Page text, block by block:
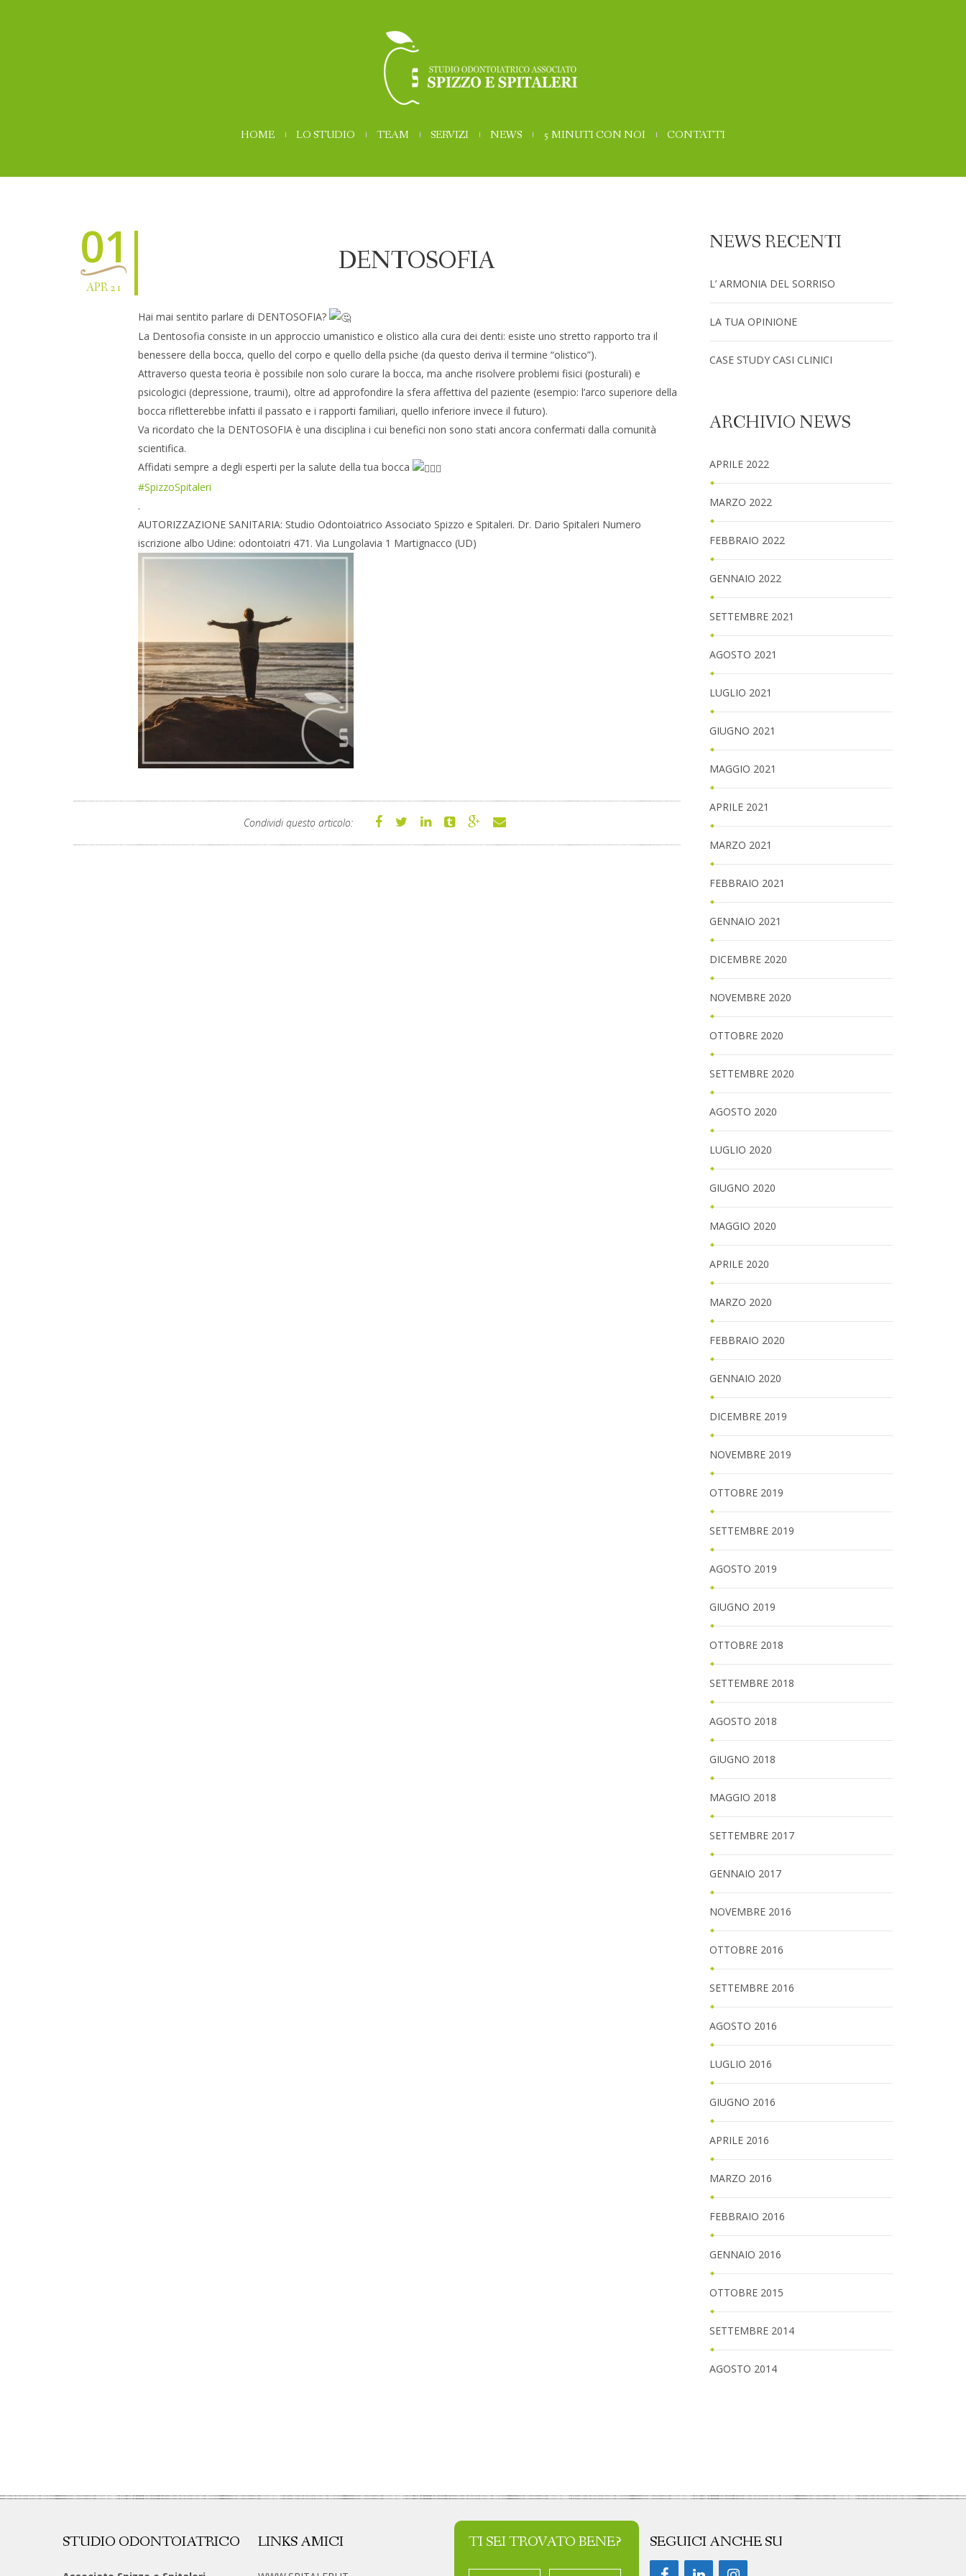
HOME LO STUDIO TEAM SERVIZI NEWS 5 MINUTI CON NOI CONTATTI
DENTOSOFIA
01
APR 21
Hai mai sentito parlare di DENTOSOFIA?
La Dentosofia consiste in un approccio umanistico e olistico alla cura dei denti: esiste uno stretto rapporto tra il
benessere della bocca, quello del corpo e quello della psiche (da questo deriva il termine “olistico”).
Attraverso questa teoria è possibile non solo curare la bocca, ma anche risolvere problemi fisici (posturali) e
psicologici (depressione, traumi), oltre ad approfondire la sfera affettiva del paziente (esempio: l’arco superiore della
bocca rifletterebbe infatti il passato e i rapporti familiari, quello inferiore invece il futuro).
Va ricordato che la DENTOSOFIA è una disciplina i cui benefici non sono stati ancora confermati dalla comunità
scientifica.
Affidati sempre a degli esperti per la salute della tua bocca
#SpizzoSpitaleri
.
AUTORIZZAZIONE SANITARIA: Studio Odontoiatrico Associato Spizzo e Spitaleri. Dr. Dario Spitaleri Numero
iscrizione albo Udine: odontoiatri 471. Via Lungolavia 1 Martignacco (UD)
Condividi questo articolo:
NEWS RECENTI
L’ ARMONIA DEL SORRISO
LA TUA OPINIONE
CASE STUDY CASI CLINICI
ARCHIVIO NEWS
APRILE 2022
MARZO 2022
FEBBRAIO 2022
GENNAIO 2022
SETTEMBRE 2021
AGOSTO 2021
LUGLIO 2021
GIUGNO 2021
MAGGIO 2021
APRILE 2021
MARZO 2021
FEBBRAIO 2021
GENNAIO 2021
DICEMBRE 2020
NOVEMBRE 2020
OTTOBRE 2020
SETTEMBRE 2020
AGOSTO 2020
LUGLIO 2020
GIUGNO 2020
MAGGIO 2020
APRILE 2020
MARZO 2020
FEBBRAIO 2020
GENNAIO 2020
DICEMBRE 2019
NOVEMBRE 2019
OTTOBRE 2019
SETTEMBRE 2019
AGOSTO 2019
GIUGNO 2019
OTTOBRE 2018
SETTEMBRE 2018
AGOSTO 2018
GIUGNO 2018
MAGGIO 2018
SETTEMBRE 2017
GENNAIO 2017
NOVEMBRE 2016
OTTOBRE 2016
SETTEMBRE 2016
AGOSTO 2016
LUGLIO 2016
GIUGNO 2016
APRILE 2016
MARZO 2016
FEBBRAIO 2016
GENNAIO 2016
OTTOBRE 2015
SETTEMBRE 2014
AGOSTO 2014
STUDIO ODONTOIATRICO LINKS AMICI TI SEI TROVATO BENE? SEGUICI ANCHE SU